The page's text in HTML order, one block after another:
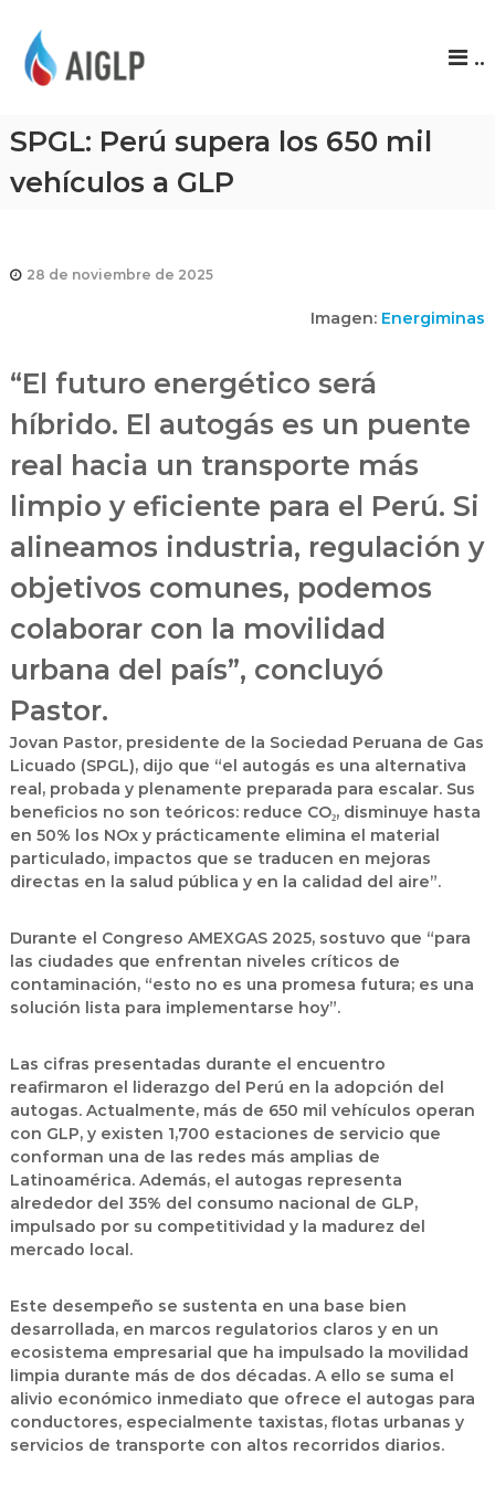
P
..
SPGL: Perú supera los 650 mil
vehículos a GLP
28 de noviembre de 2025
Imagen: Energiminas
“El futuro energético será
híbrido. El autogás es un puente
real hacia un transporte más
limpio y eficiente para el Perú. Si
alineamos industria, regulación y
objetivos comunes, podemos
colaborar con la movilidad
urbana del país”, concluyó
Pastor.
Jovan Pastor, presidente de la Sociedad Peruana de Gas
Licuado (SPGL), dijo que “el autogás es una alternativa
real, probada y plenamente preparada para escalar. Sus
beneficios no son teóricos: reduce CO₂, disminuye hasta
en 50% los NOx y prácticamente elimina el material
particulado, impactos que se traducen en mejoras
directas en la salud pública y en la calidad del aire”.
Durante el Congreso AMEXGAS 2025, sostuvo que “para
las ciudades que enfrentan niveles críticos de
contaminación, “esto no es una promesa futura; es una
solución lista para implementarse hoy”.
Las cifras presentadas durante el encuentro
reafirmaron el liderazgo del Perú en la adopción del
autogas. Actualmente, más de 650 mil vehículos operan
con GLP, y existen 1,700 estaciones de servicio que
conforman una de las redes más amplias de
Latinoamérica. Además, el autogas representa
alrededor del 35% del consumo nacional de GLP,
impulsado por su competitividad y la madurez del
mercado local.
Este desempeño se sustenta en una base bien
desarrollada, en marcos regulatorios claros y en un
ecosistema empresarial que ha impulsado la movilidad
limpia durante más de dos décadas. A ello se suma el
alivio económico inmediato que ofrece el autogas para
conductores, especialmente taxistas, flotas urbanas y
servicios de transporte con altos recorridos diarios.